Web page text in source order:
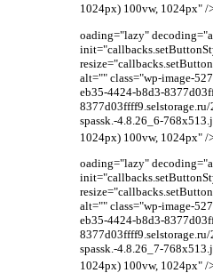
1024px) 100vw, 1024px" /
oading="lazy"
alt="" class="wp-image-
eb35-4424-b8d3-
spassk.-4.8.26_6-
1024px) 100vw, 1024px" /
oading="lazy"
alt="" class="wp-image-
eb35-4424-b8d3-
spassk.-4.8.26_7-
1024px) 100vw, 1024px" /